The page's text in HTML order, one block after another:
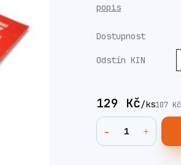
popis
Dostupnost
Odstín KIN
129 Kč/ks107 Kč